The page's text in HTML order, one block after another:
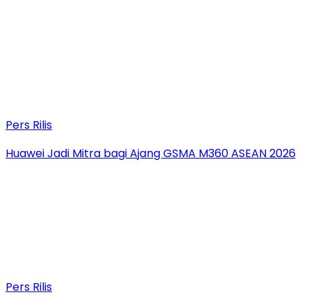
Pers Rilis
Huawei Jadi Mitra bagi Ajang GSMA M360 ASEAN 2026
Pers Rilis